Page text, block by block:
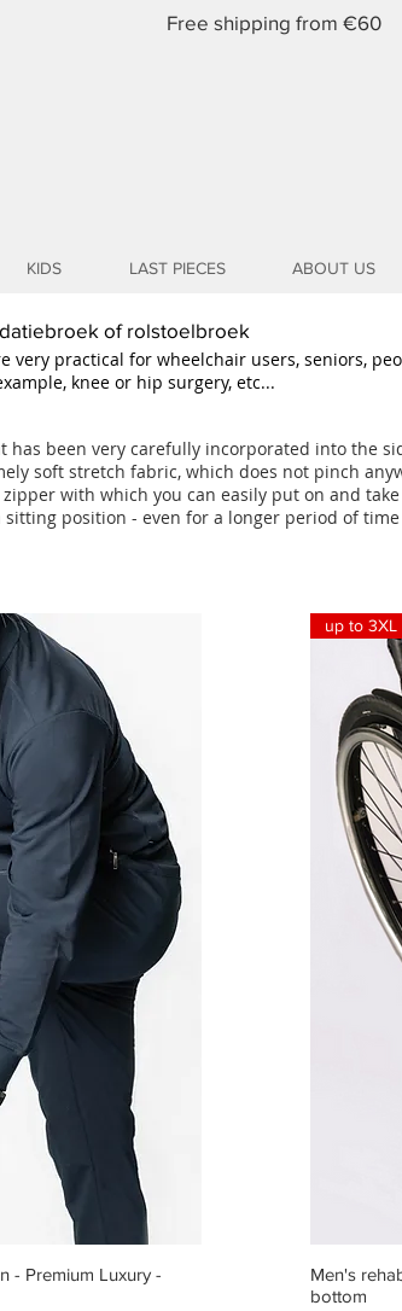
Free shipping from €60
KIDS LAST PIECES ABOUT US
of rolstoelbroek
very practical for wheelchair users, seniors,
knee or hip surgery, etc...
been very carefully incorporated into the
soft stretch fabric, which does not pinch
with which you can easily put on and
position - even for a longer period of
- Premium Luxury -
up to 3XL
Men's
bottom